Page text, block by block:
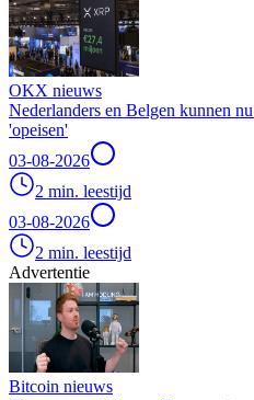
OKX nieuws
Nederlanders en Belgen kunnen
'opeisen'
03-08-2026
2 min. leestijd
03-08-2026
2 min. leestijd
Advertentie
Bitcoin nieuws